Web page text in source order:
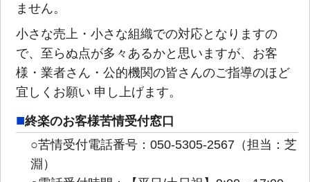
ません。
小さな売上・小さな組織での対応となりますの
で、至らぬ点が多々あるかと思いますが、お客
様・業者さん・公的機関の皆さんのご指導のほど
宜しくお願い 申し上げます。
終楽のお客様苦情受付窓口
○苦情受付電話番号：050-5305-2567（担当：芝
淵）